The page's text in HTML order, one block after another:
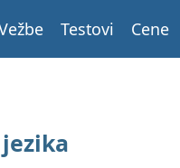
Testovi Cene